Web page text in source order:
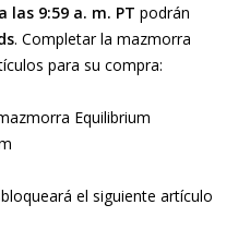
las 9:59 a. m. PT podrán
. Completar la mazmorra
para su compra:
Equilibrium
el siguiente artículo